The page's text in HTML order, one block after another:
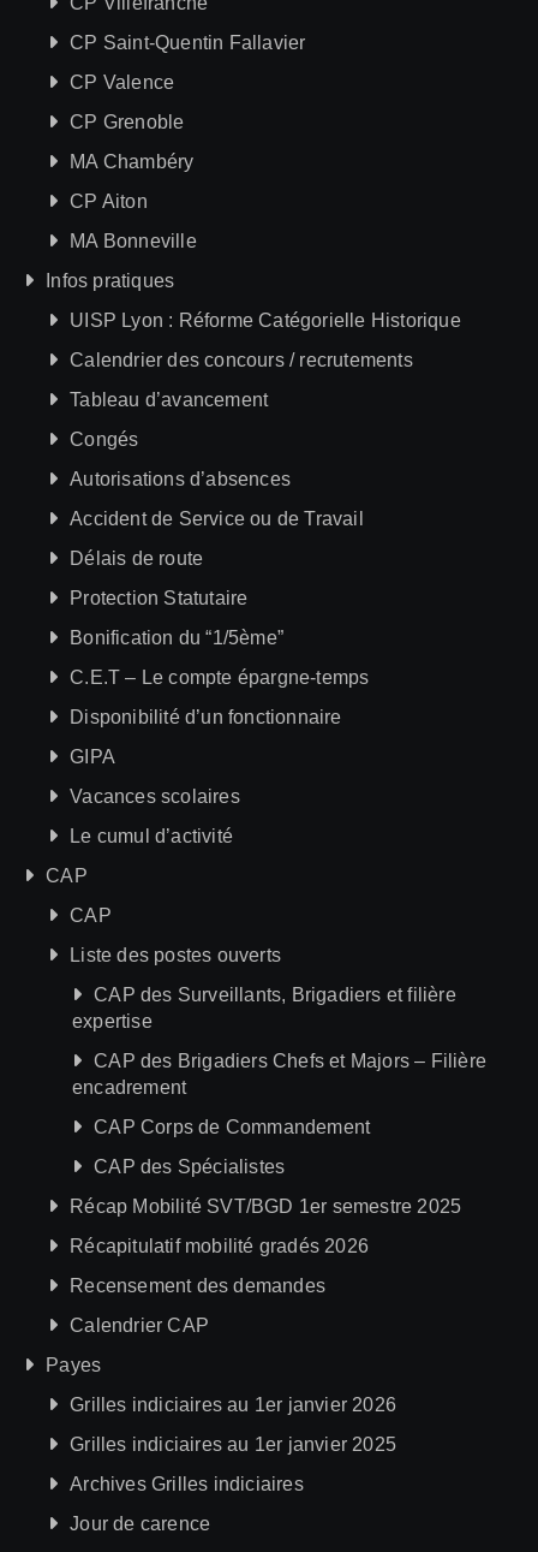
CP Saint-Quentin Fallavier
CP Valence
CP Grenoble
MA Chambéry
CP Aiton
MA Bonneville
Infos pratiques
UISP Lyon : Réforme Catégorielle Historique
Calendrier des concours / recrutements
Tableau d’avancement
Congés
Autorisations d’absences
Accident de Service ou de Travail
Délais de route
Protection Statutaire
Bonification du “1/5ème”
C.E.T – Le compte épargne-temps
Disponibilité d’un fonctionnaire
GIPA
Vacances scolaires
Le cumul d’activité
CAP
CAP
Liste des postes ouverts
CAP des Surveillants, Brigadiers et filière
expertise
CAP des Brigadiers Chefs et Majors – Filière
encadrement
CAP Corps de Commandement
CAP des Spécialistes
Récap Mobilité SVT/BGD 1er semestre 2025
Récapitulatif mobilité gradés 2026
Recensement des demandes
Calendrier CAP
Payes
Grilles indiciaires au 1er janvier 2026
Grilles indiciaires au 1er janvier 2025
Archives Grilles indiciaires
Jour de carence